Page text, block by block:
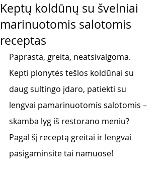
Keptų koldūnų su švelniai
marinuotomis salotomis
receptas
Paprasta, greita, neatsivalgoma.
Kepti plonytės tešlos koldūnai su
daug sultingo įdaro, patiekti su
lengvai pamarinuotomis salotomis –
skamba lyg iš restorano meniu?
Pagal šį receptą greitai ir lengvai
pasigaminsite tai namuose!